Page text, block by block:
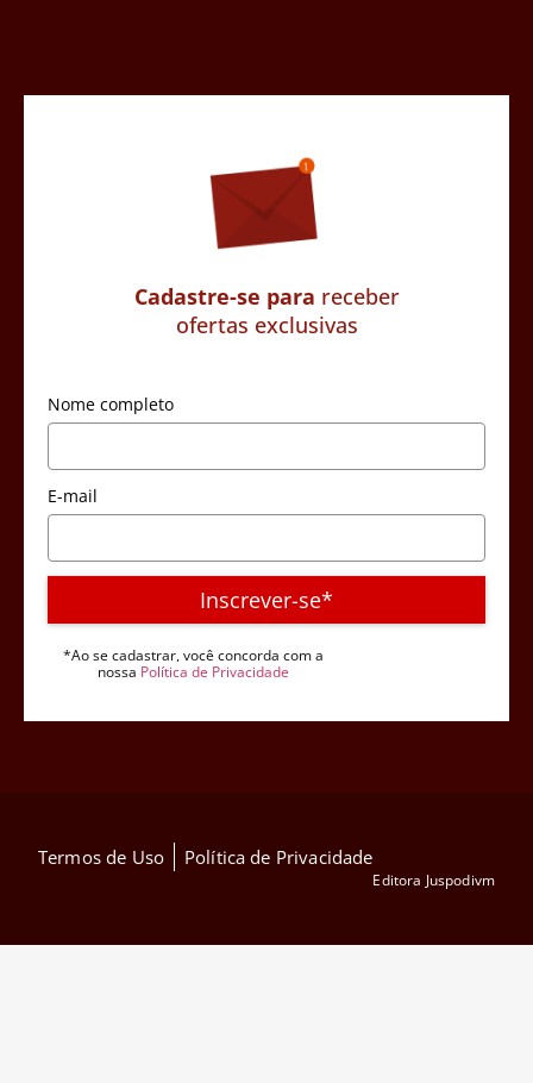
Cadastre-se para receber
ofertas exclusivas
Nome completo
E-mail
Inscrever-se*
*Ao se cadastrar, você concorda com a
nossa Política de Privacidade
Termos de Uso Política de Privacidade
Editora Juspodivm